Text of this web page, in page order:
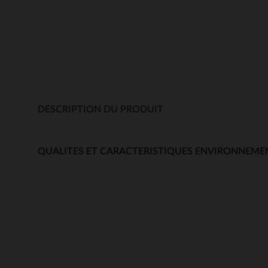
DESCRIPTION DU PRODUIT
QUALITES ET CARACTERISTIQUES